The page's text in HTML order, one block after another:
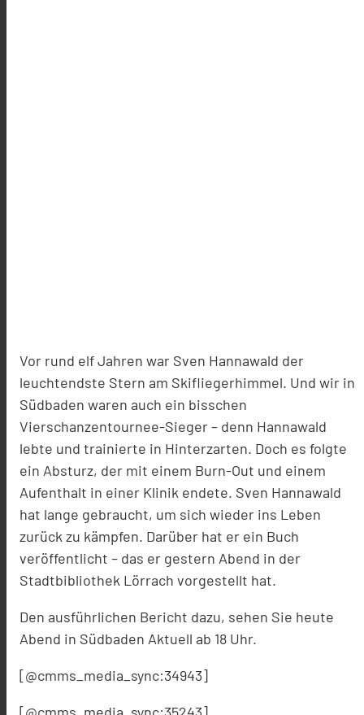
Vor rund elf Jahren war Sven Hannawald der
leuchtendste Stern am Skifliegerhimmel. Und wir in
Südbaden waren auch ein bisschen
Vierschanzentournee-Sieger – denn Hannawald
lebte und trainierte in Hinterzarten. Doch es folgte
ein Absturz, der mit einem Burn-Out und einem
Aufenthalt in einer Klinik endete. Sven Hannawald
hat lange gebraucht, um sich wieder ins Leben
zurück zu kämpfen. Darüber hat er ein Buch
veröffentlicht – das er gestern Abend in der
Stadtbibliothek Lörrach vorgestellt hat.
Den ausführlichen Bericht dazu, sehen Sie heute
Abend in Südbaden Aktuell ab 18 Uhr.
[@cmms_media_sync:34943]